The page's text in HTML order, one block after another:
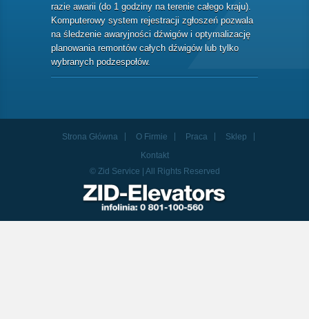
razie awarii (do 1 godziny na terenie całego kraju).
Komputerowy system rejestracji zgłoszeń pozwala
na śledzenie awaryjności dźwigów i optymalizację
planowania remontów całych dźwigów lub tylko
wybranych podzespołów.
Strona Główna O Firmie Praca
Sklep
Kontakt
© Zid Service | All Rights Reserved